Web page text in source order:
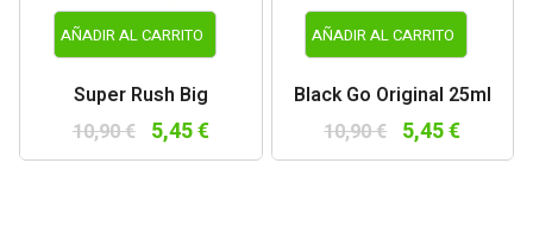
AÑADIR AL CARRITO
Super Rush Big
10,90 € 5,45 €
AÑADIR AL CARRITO
Black Go Original 25ml
10,90 € 5,45 €